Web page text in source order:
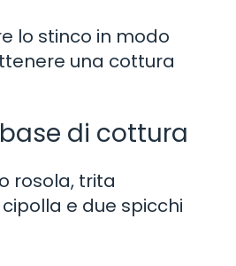
lo stinco in modo
una cottura
di cottura
rosola, trita
e due spicchi